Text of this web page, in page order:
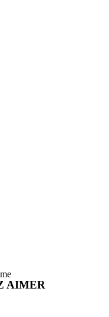
AIMER